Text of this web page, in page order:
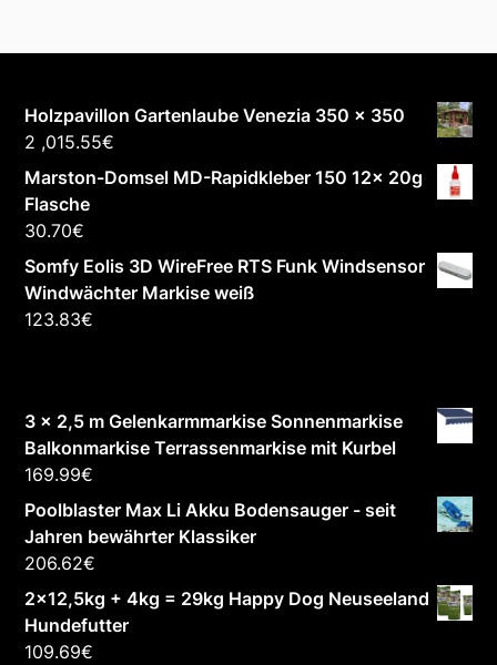
Holzpavillon Gartenlaube Venezia 350 x 350
2 ,015.55€
Marston-Domsel MD-Rapidkleber 150 12x 20g
Flasche
30.70€
Somfy Eolis 3D WireFree RTS Funk Windsensor
Windwächter Markise weiß
123.83€
3 x 2,5 m Gelenkarmmarkise Sonnenmarkise
Balkonmarkise Terrassenmarkise mit Kurbel
169.99€
Poolblaster Max Li Akku Bodensauger - seit
Jahren bewährter Klassiker
206.62€
2x12,5kg + 4kg = 29kg Happy Dog Neuseeland
Hundefutter
109.69€